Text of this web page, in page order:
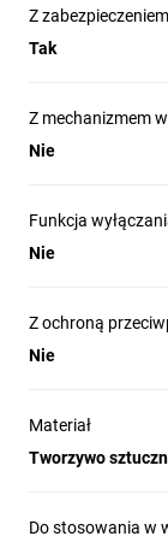
Z
Tak
Z mechanizmem
Nie
Funkcja
Nie
Z ochroną
Nie
Materiał
Tworzywo
Do stosowania w